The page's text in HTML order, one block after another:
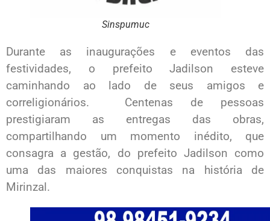
Sinspumuc
Durante as inaugurações e eventos das
festividades, o prefeito Jadilson esteve
caminhando ao lado de seus amigos e
correligionários. Centenas de pessoas
prestigiaram as entregas das obras,
compartilhando um momento inédito, que
consagra a gestão, do prefeito Jadilson como
uma das maiores conquistas na história de
Mirinzal.